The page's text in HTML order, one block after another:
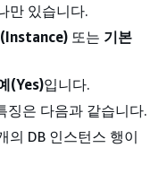
만 있습니다.
또는 기본
(Yes)입니다.
징은 다음과 같습니다.
의 DB 인스턴스 행이